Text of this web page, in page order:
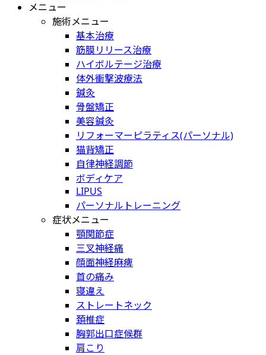
メニュー
施術メニュー
基本治療
筋膜リリース治療
ハイボルテージ治療
体外衝撃波療法
鍼灸
骨盤矯正
美容鍼灸
リフォーマーピラティス(パーソナル)
猫背矯正
自律神経調節
ボディケア
LIPUS
パーソナルトレーニング
症状メニュー
顎関節症
三叉神経痛
顔面神経麻痺
首の痛み
寝違え
ストレートネック
頚椎症
胸郭出口症候群
肩こり